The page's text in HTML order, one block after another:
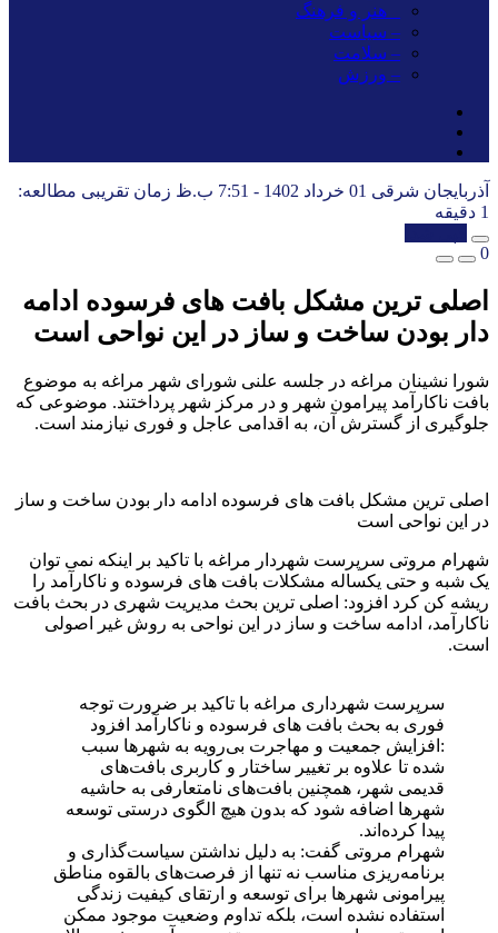
_ هنر و فرهنگ
– سیاست
– سلامت
– ورزش
آذربایجان شرقی 01 خرداد 1402 - 7:51 ب.ظ
زمان تقریبی مطالعه:
1 دقیقه
0
اصلی ترین مشکل بافت های فرسوده ادامه
دار بودن ساخت و ساز در این نواحی است
شورا نشینان مراغه در جلسه علنی شورای شهر مراغه به موضوع
بافت ناکارآمد پیرامون شهر و در مرکز شهر پرداختند. موضوعی که
جلوگیری از گسترش آن، به اقدامی عاجل و فوری نیازمند است.
اصلی ترین مشکل بافت های فرسوده ادامه دار بودن ساخت و ساز
در این نواحی است
شهرام مروتی سرپرست شهردار مراغه با تاکید بر اینکه نمی توان
یک شبه و حتی یکساله مشکلات بافت های فرسوده و ناکارآمد را
ریشه کن کرد افزود: اصلی ترین بحث مدیریت شهری در بحث بافت
ناکارآمد، ادامه ساخت و ساز در این نواحی به روش غیر اصولی
است.
سرپرست شهرداری مراغه با تاکید بر ضرورت توجه
فوری به بحث بافت های فرسوده و ناکارآمد افزود
:افزایش جمعیت و مهاجرت بی‌رویه به شهرها سبب
شده تا علاوه بر تغییر ساختار و كاربری بافت‌های
قدیمی شهر، همچنین بافت‌های نامتعارفی به حاشیه
شهرها اضافه شود كه بدون هیچ الگوی درستی توسعه
پیدا كرده‌اند.
شهرام مروتی گفت: به دلیل نداشتن سیاست‌گذاری و
برنامه‌ریزی مناسب نه تنها از فرصت‌های بالقوه مناطق
پیرامونی شهرها برای توسعه و ارتقای کیفیت زندگی
استفاده نشده است، بلکه تداوم وضعیت موجود ممکن